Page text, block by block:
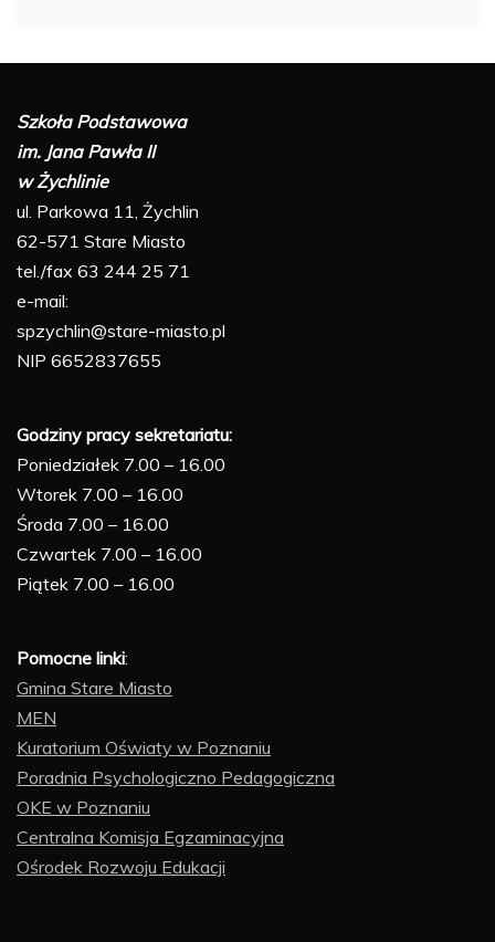
Szkoła Podstawowa
im. Jana Pawła II
w Żychlinie
ul. Parkowa 11, Żychlin
62-571 Stare Miasto
tel./fax 63 244 25 71
e-mail:
spzychlin@stare-miasto.pl
NIP 6652837655
Godziny pracy sekretariatu:
Poniedziałek 7.00 – 16.00
Wtorek 7.00 – 16.00
Środa 7.00 – 16.00
Czwartek 7.00 – 16.00
Piątek 7.00 – 16.00
Pomocne linki:
Gmina Stare Miasto
MEN
Kuratorium Oświaty w Poznaniu
Poradnia Psychologiczno Pedagogiczna
OKE w Poznaniu
Centralna Komisja Egzaminacyjna
Ośrodek Rozwoju Edukacji